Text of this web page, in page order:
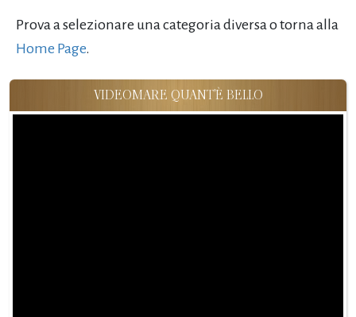
Prova a selezionare una categoria diversa o torna alla
Home Page.
VIDEOMARE QUANT'È BELLO